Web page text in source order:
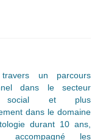
éricksonienne
un parcours
dans le secteur
social et plus
dans le domaine
durant 10 ans,
les